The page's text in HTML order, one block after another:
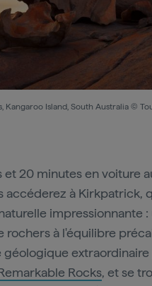
Kangaroo Island, South Australia ©
et 20 minutes en voiture
accéderez à Kirkpatrick,
impressionnante :
rochers à l'équilibre
extraordinaire
Rocks, et se